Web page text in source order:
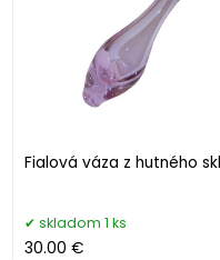
Fialová váza z hutného
skladom 1 ks
30.00 €